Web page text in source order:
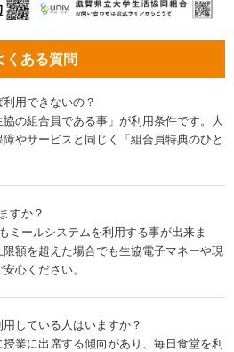
くある質問
用できないの？
の組合員である事」が利用条件です。大
やサービスと同じく「組合員特典のひと
すか？
ミールシステムを利用する事が出来ま
額を超えた場合でも生協電子マネーや現
心ください。
している人はいますか？
業に出席する傾向があり、毎日食堂を利